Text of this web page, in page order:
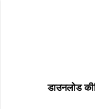
डाउनलोड